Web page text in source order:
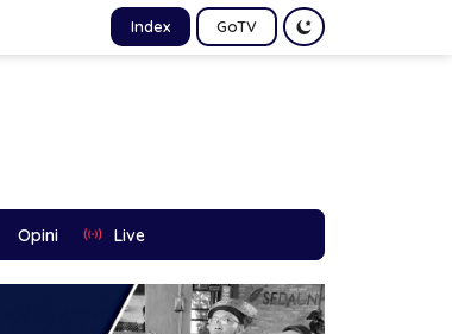
Index GoTV
Opini Live